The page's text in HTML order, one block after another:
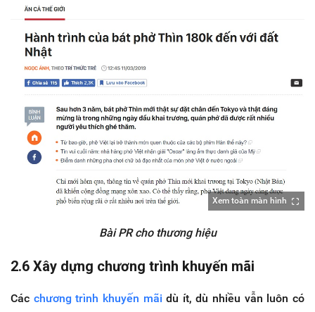
Xem toàn màn hình
Bài PR cho thương hiệu
2.6 Xây dựng chương trình khuyến mãi
Các chương trình khuyến mãi dù ít, dù nhiều vẫn luôn có